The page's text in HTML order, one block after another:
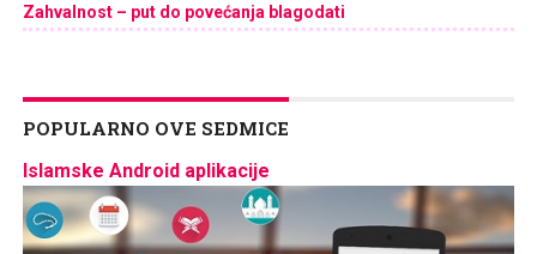
Zahvalnost – put do povećanja blagodati
POPULARNO OVE SEDMICE
Islamske Android aplikacije